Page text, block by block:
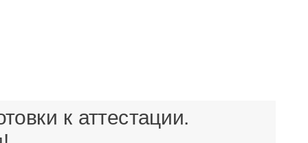
к аттестации.